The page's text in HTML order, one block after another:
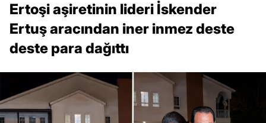
Ertoşi aşiretinin lideri İskender
Ertuş aracından iner inmez deste
deste para dağıttı